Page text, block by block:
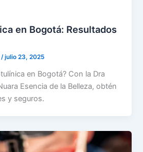
en Bogotá: Resultados
/julio 23, 2025
en Bogotá? Con la Dra
Esencia de la Belleza, obtén
y seguros.